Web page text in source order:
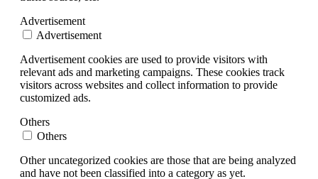
Advertisement
Advertisement
Advertisement cookies are used to provide visitors with
relevant ads and marketing campaigns. These cookies track
visitors across websites and collect information to provide
customized ads.
Others
Others
Other uncategorized cookies are those that are being analyzed
and have not been classified into a category as yet.